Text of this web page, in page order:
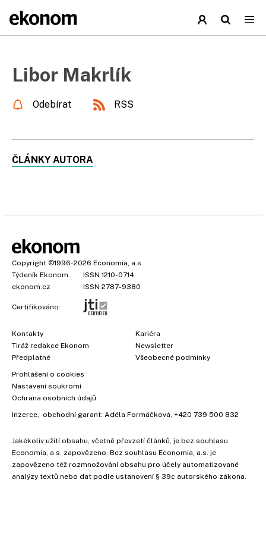
Libor Makrlík
Odebírat RSS
ČLÁNKY AUTORA
Copyright ©1996-2026 Economia, a.s.
Týdeník Ekonom
ISSN 1210-0714
ekonom.cz
ISSN 2787-9380
Certifikováno:
Kontakty
Tiráž redakce Ekonom
Předplatné
Kariéra
Newsletter
Všeobecné podmínky
Prohlášení o cookies
Nastavení soukromí
Ochrana osobních údajů
Inzerce, obchodní garant: Adéla Formáčková, +420 739 500 832
Jakékoliv užití obsahu, včetně převzetí článků, je bez souhlasu
Economia, a.s. zapovězeno. Bez souhlasu Economia, a.s. je
zapovězeno též rozmnožování obsahu pro účely automatizované
analýzy textů nebo dat podle ustanovení § 39c autorského zákona.